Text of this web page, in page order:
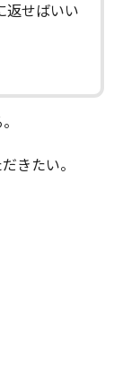
返せばいい
きたい。